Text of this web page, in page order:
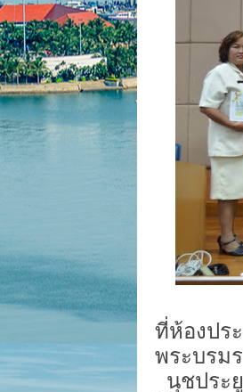
ที่ห้องปร
พระบรม
นุชประ